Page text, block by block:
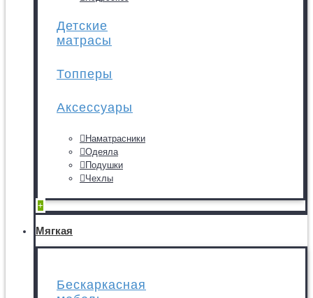
Детские
матрасы
Топперы
Аксессуары
Наматрасники
Одеяла
Подушки
Чехлы
+
Мягкая
Бескаркасная